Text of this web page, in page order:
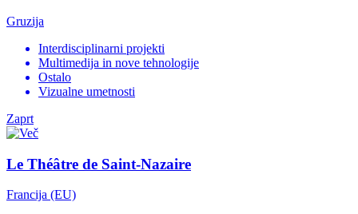
Gruzija
Interdisciplinarni projekti
Multimedija in nove tehnologije
Ostalo
Vizualne umetnosti
Zaprt
Le Théâtre de Saint-Nazaire
Francija (EU)